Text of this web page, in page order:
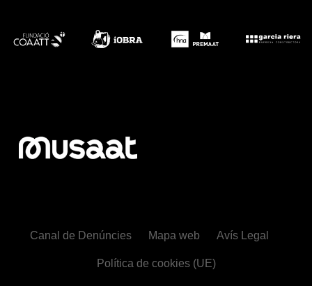
Canal de Denúncies Mapa web Avís Legal
Política de cookies (UE)